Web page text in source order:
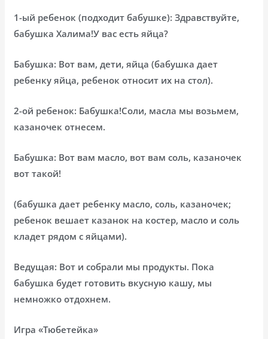
1-ый ребенок (подходит бабушке): Здравствуйте,
бабушка Халима!У вас есть яйца?
Бабушка: Вот вам, дети, яйца (бабушка дает
ребенку яйца, ребенок относит их на стол).
2-ой ребенок: Бабушка!Соли, масла мы возьмем,
казаночек отнесем.
Бабушка: Вот вам масло, вот вам соль, казаночек
вот такой!
(бабушка дает ребенку масло, соль, казаночек;
ребенок вешает казанок на костер, масло и соль
кладет рядом с яйцами).
Ведущая: Вот и собрали мы продукты. Пока
бабушка будет готовить вкусную кашу, мы
немножко отдохнем.
Игра «Тюбетейка»